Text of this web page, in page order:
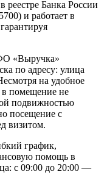
реестре Банка России
и работает в
«Выручка»
по адресу: улица
на удобное
в помещение не
подвижностью
посещение с
визитом.
график,
помощь в
с 09:00 до 20:00 —